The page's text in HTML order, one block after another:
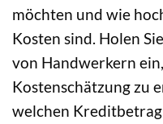
möchten und wie
Kosten sind. Holen
von Handwerkern
Kostenschätzung zu
welchen